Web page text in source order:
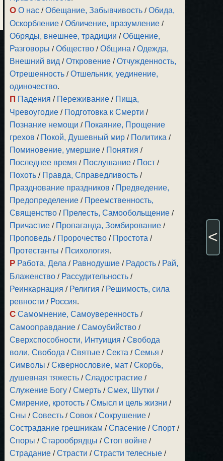
О О нас /Обещание, Забывчивость /Обида,
Оскорбление /Обличение, вразумление /
Обряды, внешнее, традиции /Общение,
Разговоры /Общество /Община /Одежда,
Внешний вид /Откровение /Отчужденность,
Отрешенность /Отшельник, уединение,
одиночество.
П Падения / Переживание / Пища,
Чревоугодие / Подготовка к Смерти /
Познание немощи / Покаяние, Прощение
грехов / Покой, Душевный мир / Политика /
Поминовение, умершие / Понятия /
Последнее время / Послушание / Пост /
Похоть / Правда, Справедливость /
Празднование праздников / Предведение,
Предопределение / Преемственность,
Священство / Прелесть, Самообольщение /
Причастие / Пропаганда, Зомбирование /
Проповедь / Пророчество / Простота /
Протестанты / Психология.
Р Работа, Дела / Равнодушие / Радость / Рай,
Блаженство / Рассудительность /
Реинкарнация / Религия / Решимость, сила
ревности / Россия.
С Самомнение, Самоуверенность /
Самооправдание /Самоубийство /
Сверхспособности, Интуиция /Свобода
воли, Свобода /Святые /Секта /Семья /
Символы /Сквернословие, мат /Скорбь,
душевная тяжесть /Сладострастие /
Служение Богу /Смерть /Смех, Шутки /
Смирение, кротость /Смысл и цель жизни /
Сны /Совесть /Совок /Сокрушение /
Сострадание грешникам /Спасение /Спорт /
Споры /Старообрядцы /Стоп войне /
Страдание /Страсти /Страсти телесные /
<